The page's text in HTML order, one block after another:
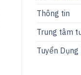
Thông tin
Trung tâm
Tuyển